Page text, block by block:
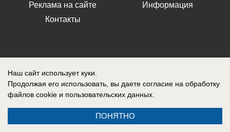
Реклама на сайте
Контакты
Информация
Запись о регистрации СМИ: ЭЛ № ФС 77 – 86242, выдано
Федеральной службой по надзору в сфере связи, информационных
технологий и массовых коммуникаций (Роскомнадзор) 10 ноября 2023
г.
Наш сайт использует куки.
Продолжая его использовать, вы даете согласие на обработку
файлов cookie и пользовательских данных.
ПОНЯТНО